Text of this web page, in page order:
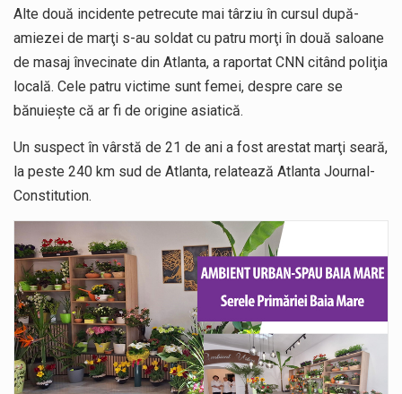
Alte două incidente petrecute mai târziu în cursul după-
amiezei de marţi s-au soldat cu patru morţi în două saloane
de masaj învecinate din Atlanta, a raportat CNN citând poliţia
locală. Cele patru victime sunt femei, despre care se
bănuieşte că ar fi de origine asiatică.
Un suspect în vârstă de 21 de ani a fost arestat marţi seară,
la peste 240 km sud de Atlanta, relatează Atlanta Journal-
Constitution.